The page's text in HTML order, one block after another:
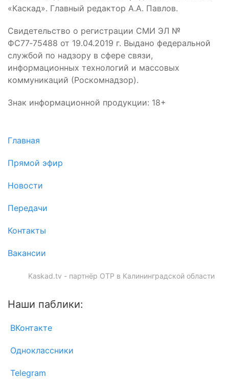
«Каскад». Главный редактор А.А. Павлов.
Свидетельство о регистрации СМИ ЭЛ №
ФС77‑75488 от 19.04.2019 г. Выдано федеральной
службой по надзору в сфере связи,
информационных технологий и массовых
коммуникаций (Роскомнадзор).
Знак информационной продукции: 18+
Главная
Прямой эфир
Новости
Передачи
Контакты
Вакансии
Kaskad.tv - партнёр ОТР в Калининградской области
Наши паблики:
ВКонтакте
Одноклассники
Telegram